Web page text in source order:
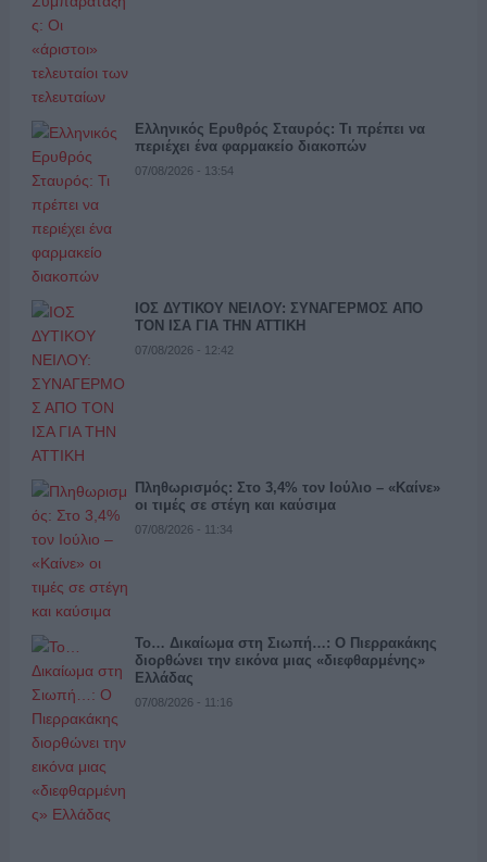
Ελληνικός Ερυθρός Σταυρός: Τι πρέπει να
περιέχει ένα φαρμακείο διακοπών
07/08/2026 - 13:54
ΙΟΣ ΔΥΤΙΚΟΥ ΝΕΙΛΟΥ: ΣΥΝΑΓΕΡΜΟΣ ΑΠΟ
ΤΟΝ ΙΣΑ ΓΙΑ ΤΗΝ ΑΤΤΙΚΗ
07/08/2026 - 12:42
Πληθωρισμός: Στο 3,4% τον Ιούλιο – «Καίνε»
οι τιμές σε στέγη και καύσιμα
07/08/2026 - 11:34
Το… Δικαίωμα στη Σιωπή…: Ο Πιερρακάκης
διορθώνει την εικόνα μιας «διεφθαρμένης»
Ελλάδας
07/08/2026 - 11:16